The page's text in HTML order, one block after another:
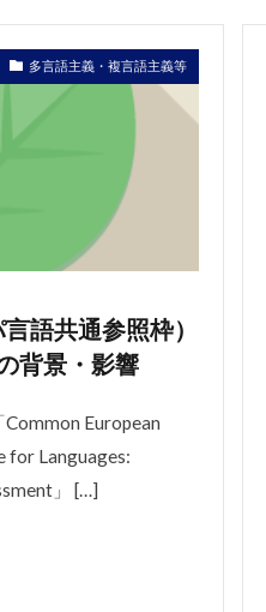
多言語主義・複言語主義等
語共通参照枠）
背景・影響
Common European
for Languages:
」 […]